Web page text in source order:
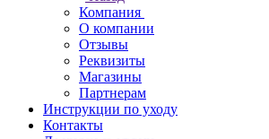
Компания
О компании
Отзывы
Реквизиты
Магазины
Партнерам
Инструкции по уходу
Контакты